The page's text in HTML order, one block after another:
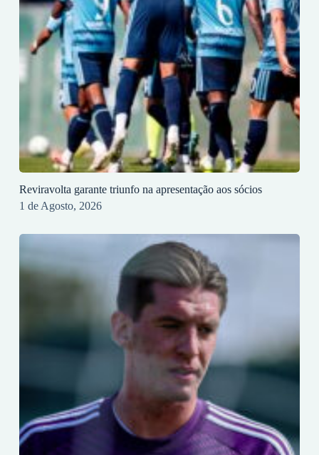
Reviravolta garante triunfo na apresentação aos sócios
1 de Agosto, 2026